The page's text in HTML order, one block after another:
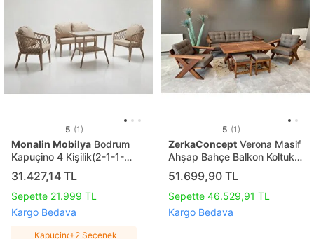
5 (1)
Monalin Mobilya Bodrum
Kapuçino 4 Kişilik(2-1-1-
masa) Rattan Örgü Bahçe &
Balkon & Teras Oturma
Grubu Minderli & Camlı &
Masalı Takım Kapuçino
31.427,14 TL
Sepette 21.999 TL
Kargo Bedava
Kapuçino+2 Seçenek
5 (1)
ZerkaConcept Verona Masif
Ahşap Bahçe Balkon Koltuk
Takımı Kestane Ağacı 3+1+1
Koltuk, Masa Ve Puf Takımı
Antrasit
51.699,90 TL
Sepette 46.529,91 TL
Kargo Bedava